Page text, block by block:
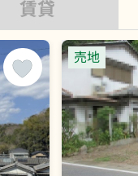
賃貸
売地